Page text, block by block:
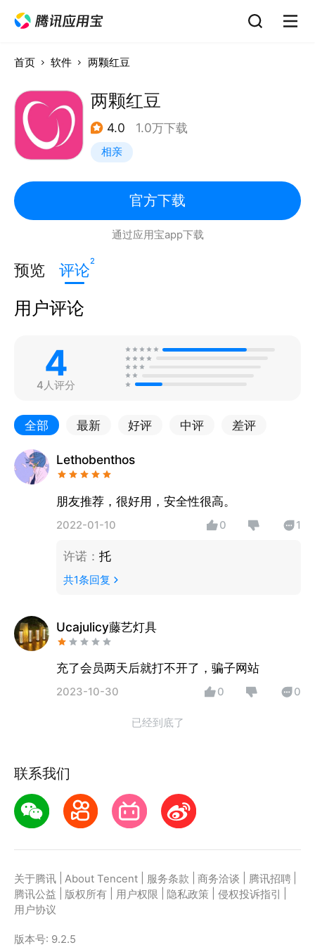
首页 软件 两颗红豆
两颗红豆
4.0 1.0万下载
相亲
官方下载
通过应用宝app下载
预览 评论2
用户评论
4
4人评分
全部 最新 好评 中评 差评
Lethobenthos
朋友推荐，很好用，安全性很高。
2022-01-10 0 1
许诺： 托
共1条回复
Ucajulicy藤艺灯具
充了会员两天后就打不开了，骗子网站
2023-10-30 0 0
已经到底了
联系我们
关于腾讯 About Tencent 服务条款 商务洽谈 腾讯招聘
腾讯公益
版权所有 用户权限 隐私政策 侵权投诉指引
用户协议
版本号: 9.2.5